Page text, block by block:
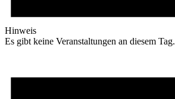
Hinweis
Es gibt keine Veranstaltungen an diesem Tag.